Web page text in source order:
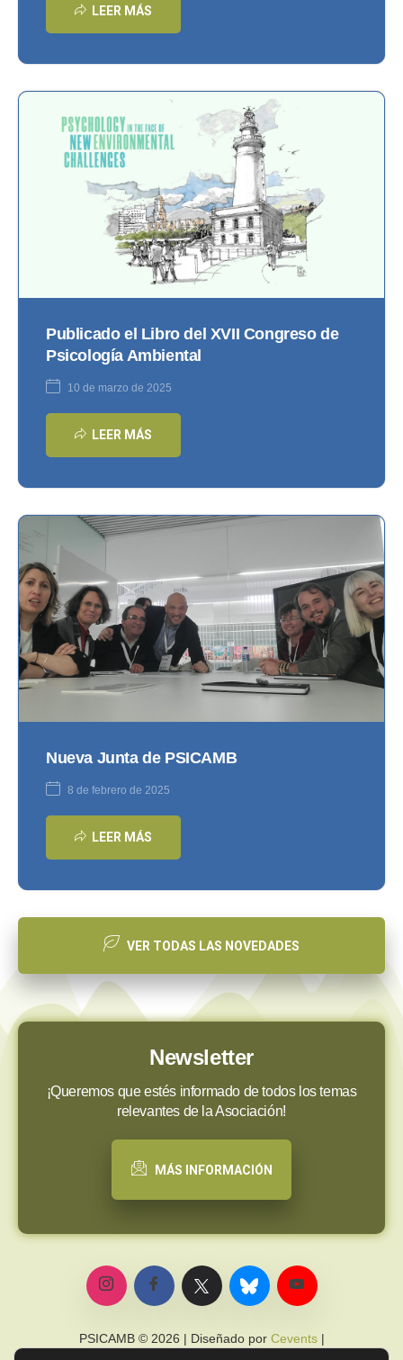
LEER MÁS
Publicado el Libro del XVII Congreso de
Psicología Ambiental
10 de marzo de 2025
LEER MÁS
Nueva Junta de PSICAMB
8 de febrero de 2025
LEER MÁS
VER TODAS LAS NOVEDADES
Newsletter
¡Queremos que estés informado de todos los temas
relevantes de la Asociación!
MÁS INFORMACIÓN
PSICAMB © 2026 | Diseñado por Cevents|